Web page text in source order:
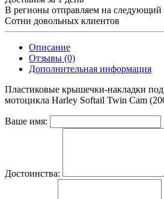
В регионы отправляем на следующий
Сотни довольных клиентов
Описание
Отзывы (0)
Дополнительная информация
Пластиковые крышечки-накладки
мотоцикла Harley Softail Twin Cam
Ваше имя:
Достоинства: